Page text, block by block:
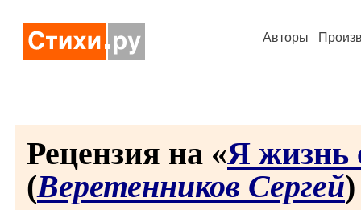
Авторы
Рецензия на «Я жизнь
(Веретенников Сергей)